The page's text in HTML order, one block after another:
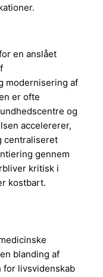
en anslået
modernisering af
er ofte
og
accelererer,
centraliseret
gennem
kritisk i
kostbart.
blanding af
livsvidenskab